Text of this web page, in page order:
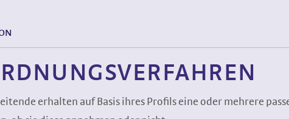
erhalten auf Basis ihres Profils eine oder mehrere